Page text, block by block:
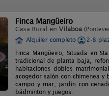
Finca Mangüeiro
Casa Rural en Vilaboa
Alquiler completo
2-8
Finca Mangüeiro, Situada en
tradicional de planta baja,
habitaciones dobles
acogedor salón con chimenea
campo y mar, jardín con
bádminton y juegos.